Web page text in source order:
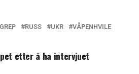
RUSS UKR VÅPENHVILE
etter å ha intervjuet